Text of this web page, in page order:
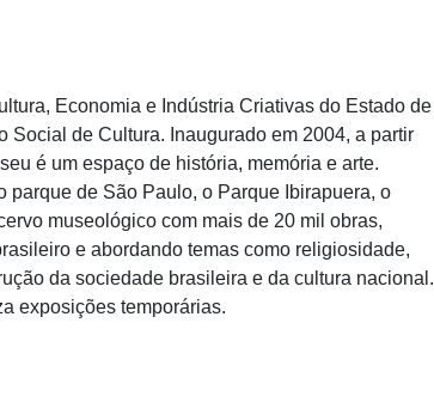
Economia e Indústria Criativas do Estado de
de Cultura. Inaugurado em 2004, a partir
é um espaço de história, memória e arte.
parque de São Paulo, o Parque Ibirapuera, o
museológico com mais de 20 mil obras,
e abordando temas como religiosidade,
da sociedade brasileira e da cultura nacional.
exposições temporárias.